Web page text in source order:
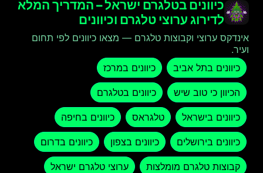
כיוונים בטלגרם ישראל – המדריך המלא
לדירוג ערוצי טלגרם וכיוונים
אינדקס ערוצי וקבוצות טלגרם — מצאו כיוונים לפי תחום
ועיר.
כיוונים בתל אביב
כיוונים במרכז
הכיוון כי טוב שיש כיוונים בטלגרם
כיוונים בישראל טלגראס כיוונים בחיפה
כיוונים בירושלים כיוונים בצפון כיוונים בדרום
קבוצות טלגרם מומלצות ערוצי טלגרם ישראל